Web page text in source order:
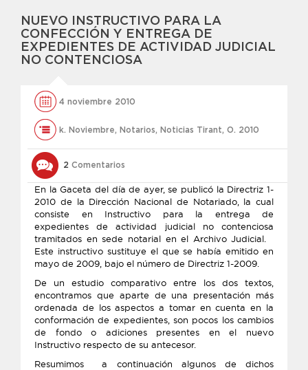
NUEVO INSTRUCTIVO PARA LA
CONFECCIÓN Y ENTREGA DE
EXPEDIENTES DE ACTIVIDAD JUDICIAL
NO CONTENCIOSA
4 noviembre 2010
k. Noviembre, Notarios, Noticias Tirant, O. 2010
2 Comentarios
En la Gaceta del día de ayer, se publicó la Directriz 1-
2010 de la Dirección Nacional de Notariado, la cual
consiste en Instructivo para la entrega de
expedientes de actividad judicial no contenciosa
tramitados en sede notarial en el Archivo Judicial.
Este instructivo sustituye el que se había emitido en
mayo de 2009, bajo el número de Directriz 1-2009.
De un estudio comparativo entre los dos textos,
encontramos que aparte de una presentación más
ordenada de los aspectos a tomar en cuenta en la
conformación de expedientes, son pocos los cambios
de fondo o adiciones presentes en el nuevo
Instructivo respecto de su antecesor.
Resumimos a continuación algunos de dichos